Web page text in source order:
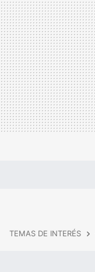
TEMAS DE INTERÉS